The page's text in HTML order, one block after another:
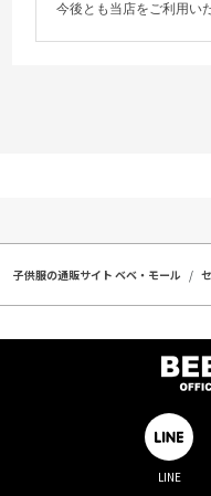
今後とも当店をご利用い
子供服の通販サイト ベベ・モール
LINE